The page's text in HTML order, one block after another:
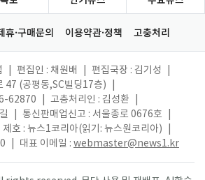
휴·구매문의 이용약관·정책 고충처리
편집인 : 채원배 편집국장 : 김기성
47 (공평동,SC빌딩17층)
62870
고충처리인 : 김성환
통신판매업신고 : 서울종로 0676호
제호 : 뉴스1코리아(읽기: 뉴스원코리아)
대표 이메일 : webmaster@news1.kr